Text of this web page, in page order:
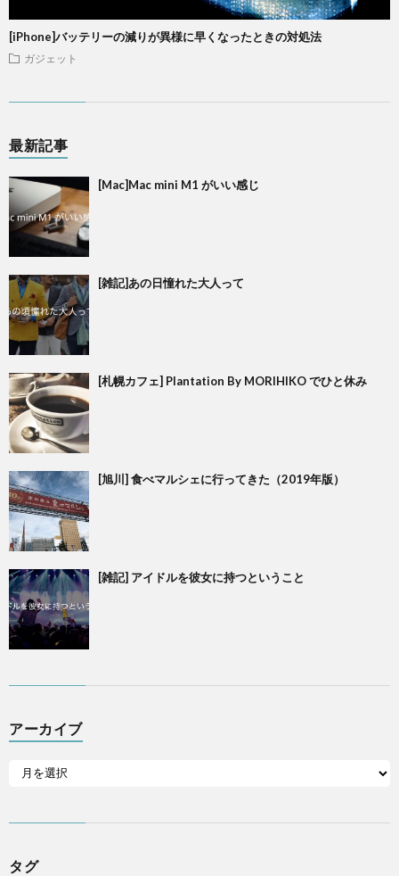
[iPhone]バッテリーの減りが異様に早くなったときの対処法
ガジェット
最新記事
[Mac]Mac mini M1 がいい感じ
[雑記]あの日憧れた大人って
[札幌カフェ] Plantation By MORIHIKO でひと休み
[旭川] 食べマルシェに行ってきた（2019年版）
[雑記] アイドルを彼女に持つということ
アーカイブ
タグ